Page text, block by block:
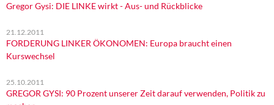
Gregor Gysi: DIE LINKE wirkt - Aus- und Rückblicke
21.12.2011
FORDERUNG LINKER ÖKONOMEN: Europa braucht einen
Kurswechsel
25.10.2011
GREGOR GYSI: 90 Prozent unserer Zeit darauf verwenden, Politik zu